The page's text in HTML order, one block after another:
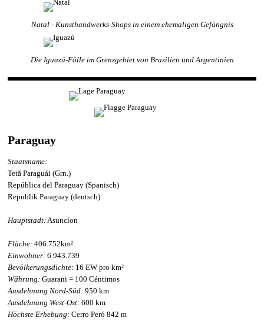
Natal - Kunsthandwerks-Shops in einem ehemaligen Gefängnis
Die Iguazú-Fälle im Grenzgebiet von Brasilien und Argentinien
Paraguay
Staatsname:
Tetã Paraguái (Grn.)
República del Paraguay (Spanisch)
Republik Paraguay (deutsch)
Hauptstadt:Asuncíon
Fläche: 406.752km²
Einwohner: 6.943.739
Bevölkerungsdichte: 16 EW pro km²
Währung: Guarani = 100 Céntimos
Ausdehnung Nord-Süd: 950 km
Ausdehnung West-Ost: 600 km
Höchste Erhebung: Cerro Peró 842 m